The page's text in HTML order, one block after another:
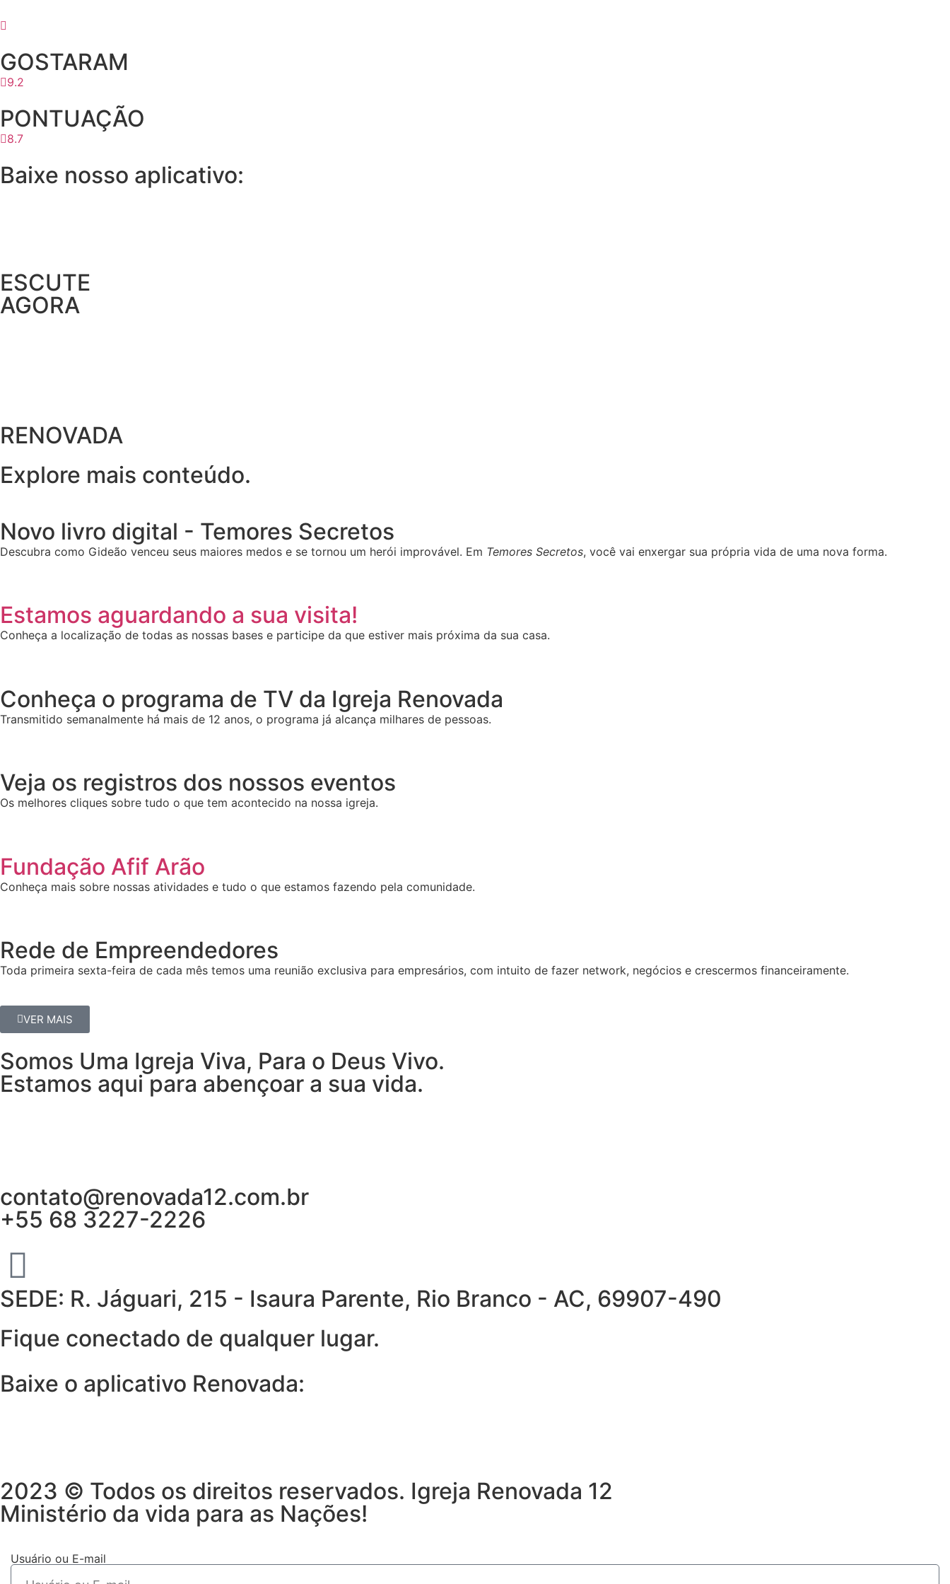
GOSTARAM
9.2
PONTUAÇÃO
8.7
Baixe nosso aplicativo:
ESCUTE
AGORA
RENOVADA
Explore mais conteúdo.
Novo livro digital - Temores Secretos
Descubra como Gideão venceu seus maiores medos e se tornou um herói improvável. Em Temores Secretos, você vai enxergar sua própria vida de uma nova forma.
Estamos aguardando a sua visita!
Conheça a localização de todas as nossas bases e participe da que estiver mais próxima da sua casa.
Conheça o programa de TV da Igreja Renovada
Transmitido semanalmente há mais de 12 anos, o programa já alcança milhares de pessoas.
Veja os registros dos nossos eventos
Os melhores cliques sobre tudo o que tem acontecido na nossa igreja.
Fundação Afif Arão
Conheça mais sobre nossas atividades e tudo o que estamos fazendo pela comunidade.
Rede de Empreendedores
Toda primeira sexta-feira de cada mês temos uma reunião exclusiva para empresários, com intuito de fazer network, negócios e crescermos financeiramente.
VER MAIS
Somos Uma Igreja Viva, Para o Deus Vivo.
Estamos aqui para abençoar a sua vida.
contato@renovada12.com.br
+55 68 3227-2226
SEDE: R. Jáguari, 215 - Isaura Parente, Rio Branco - AC, 69907-490
Fique conectado de qualquer lugar.
Baixe o aplicativo Renovada:
2023 © Todos os direitos reservados. Igreja Renovada 12
Ministério da vida para as Nações!
Usuário ou E-mail